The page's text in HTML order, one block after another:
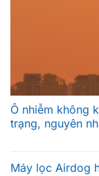
Ô nhiễm không
trạng, nguyên
Máy lọc Airdog